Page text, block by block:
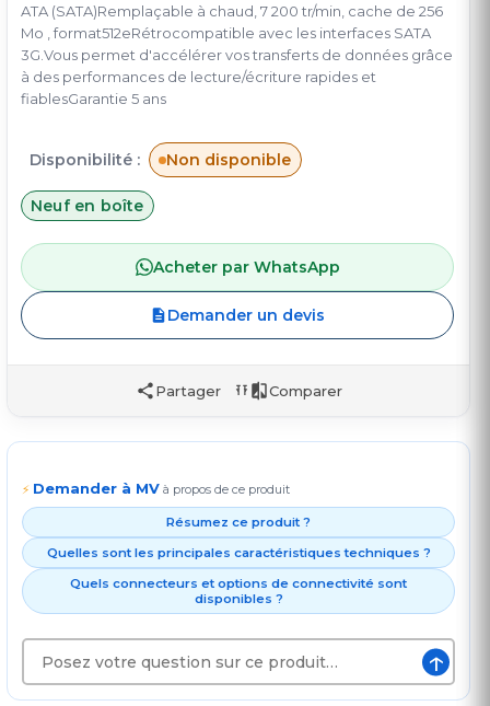
ATA (SATA)Remplaçable à chaud, 7 200 tr/min, cache de 256
Mo , format512eRétrocompatible avec les interfaces SATA
3G.Vous permet d'accélérer vos transferts de données grâce
à des performances de lecture/écriture rapides et
fiablesGarantie 5 ans
Disponibilité : Non disponible
Neuf en boîte
Acheter par WhatsApp
Demander un devis
Partager Comparer
⚡ Demander à MV à propos de ce produit
Résumez ce produit ?
Quelles sont les principales caractéristiques techniques ?
Quels connecteurs et options de connectivité sont
disponibles ?
↑